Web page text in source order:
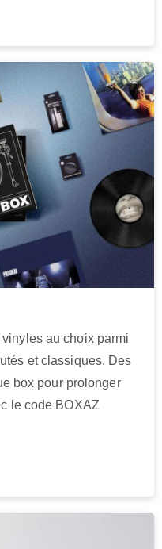
au choix parmi
et classiques. Des
box pour prolonger
le code BOXAZ